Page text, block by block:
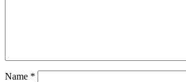
Name *